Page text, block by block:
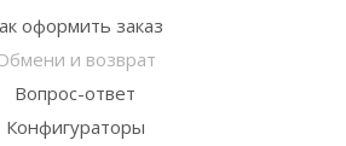
оформить заказ
и возврат
Вопрос-ответ
Конфигураторы